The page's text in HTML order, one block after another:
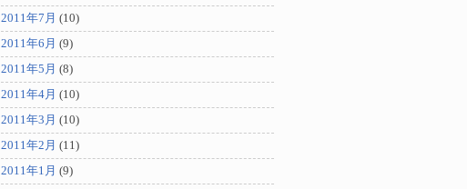
2011年7月 (10)
2011年6月 (9)
2011年5月 (8)
2011年4月 (10)
2011年3月 (10)
2011年2月 (11)
2011年1月 (9)